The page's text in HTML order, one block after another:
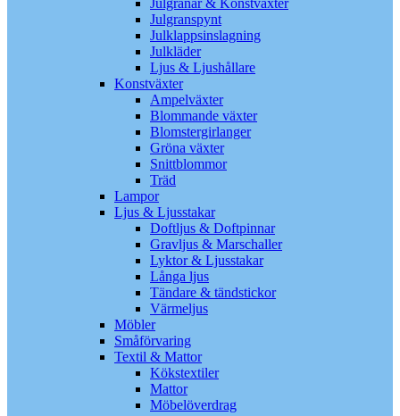
Julgranar & Konstväxter
Julgranspynt
Julklappsinslagning
Julkläder
Ljus & Ljushållare
Konstväxter
Ampelväxter
Blommande växter
Blomstergirlanger
Gröna växter
Snittblommor
Träd
Lampor
Ljus & Ljusstakar
Doftljus & Doftpinnar
Gravljus & Marschaller
Lyktor & Ljusstakar
Långa ljus
Tändare & tändstickor
Värmeljus
Möbler
Småförvaring
Textil & Mattor
Kökstextiler
Mattor
Möbelöverdrag